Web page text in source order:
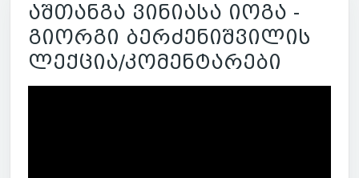
აშთანგა ვინიასა იოგა -
გიორგი ბერძენიშვილის
ლექცია/კომენტარები